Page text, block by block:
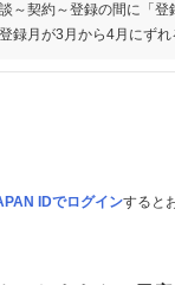
～契約～登録の間に「登
登録月が3月から4月にず
IDでログインすると